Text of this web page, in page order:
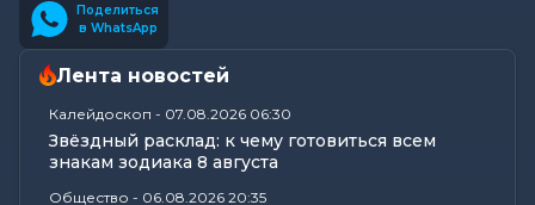
Поделиться
в WhatsApp
Лента новостей
Калейдоскоп - 07.08.2026 06:30
Звёздный расклад: к чему готовиться всем
знакам зодиака 8 августа
Общество - 06.08.2026 20:35